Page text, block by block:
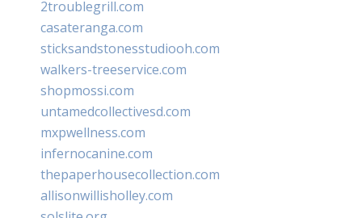
2troublegrill.com
casateranga.com
sticksandstonesstudiooh.com
walkers-treeservice.com
shopmossi.com
untamedcollectivesd.com
mxpwellness.com
infernocanine.com
thepaperhousecollection.com
allisonwillisholley.com